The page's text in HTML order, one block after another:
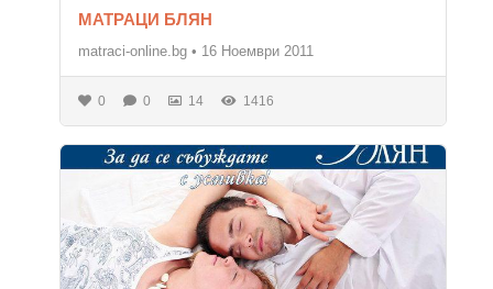
МАТРАЦИ БЛЯН
matraci-online.bg • 16 Ноември 2011
0 0 14 1416